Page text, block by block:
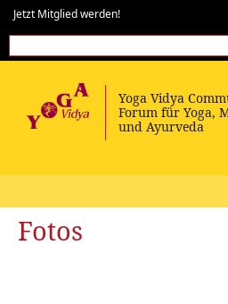
Jetzt Mitglied werden!
Fotos